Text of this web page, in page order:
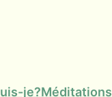
je?Méditations